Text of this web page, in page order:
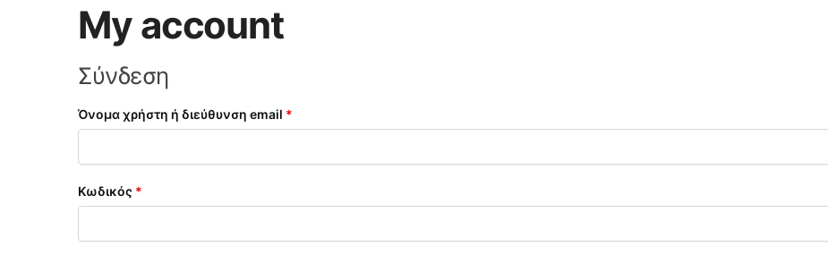
My account
Σύνδεση
Όνομα χρήστη ή διεύθυνση email *
Κωδικός *